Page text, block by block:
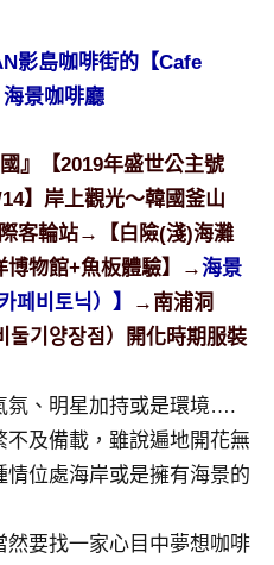
影島咖啡街的【Cafe
海景咖啡廳
』【2019年盛世公主號
】岸上觀光～韓國釜山
客輪站→【白險(淺)海灘
物館+魚板體驗】→海景
페비토닉）】
→南浦洞
둘기양장점）開化時期服裝
氛、明星加持或是環境….
及備載，雖說遍地開花無
位處海岸或是擁有海景的
要找一家心目中夢想咖啡